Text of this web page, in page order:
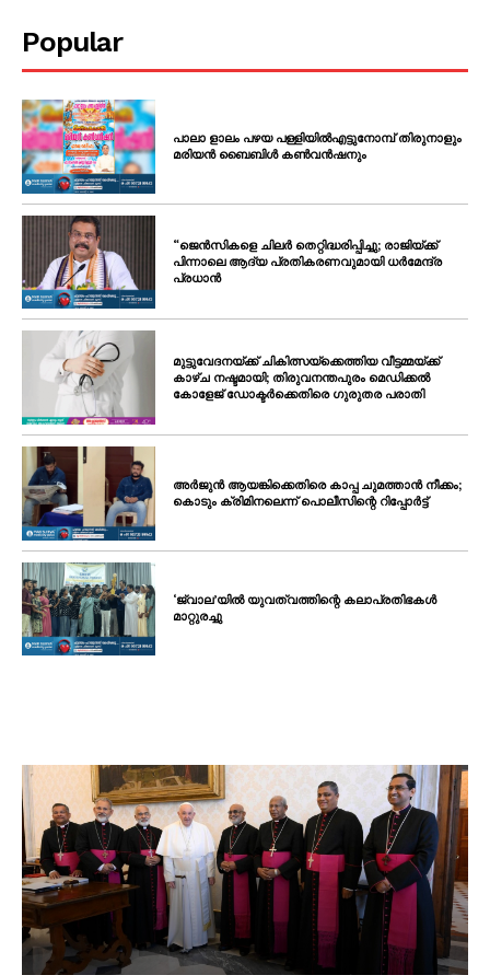
Popular
പാലാ ളാലം പഴയ പള്ളിയിൽഎട്ടുനോമ്പ് തിരുനാളും
മരിയൻ ബൈബിൾ കൺവൻഷനും
“ജെൻസികളെ ചിലർ തെറ്റിദ്ധരിപ്പിച്ചു; രാജിയ്ക്ക്
പിന്നാലെ ആദ്യ പ്രതികരണവുമായി ധർമേന്ദ്ര
പ്രധാൻ
മുട്ടുവേദനയ്ക്ക് ചികിത്സയ്‌ക്കെത്തിയ വീട്ടമ്മയ്ക്ക്
കാഴ്ച നഷ്ടമായി; തിരുവനന്തപുരം മെഡിക്കൽ
കോളേജ് ഡോക്ടർക്കെതിരെ ഗുരുതര പരാതി
അർജുൻ ആയങ്കിക്കെതിരെ കാപ്പ ചുമത്താൻ നീക്കം;
കൊടും ക്രിമിനലെന്ന് പൊലീസിന്റെ റിപ്പോർട്ട്
‘ജ്വാല’യിൽ യുവത്വത്തിന്റെ കലാപ്രതിഭകൾ
മാറ്റുരച്ചു